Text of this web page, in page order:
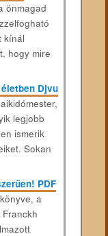
önmagad
kínál
hogy mire
Djvu
legjobb
ismerik
Sokan
PDF
a